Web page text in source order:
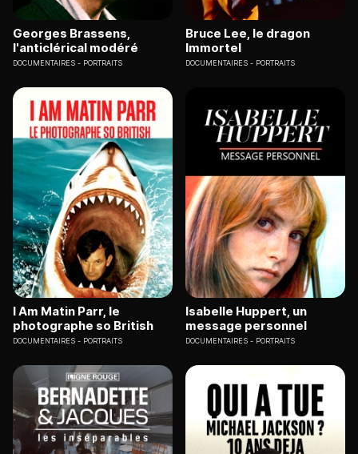
Georges Brassens,
l'anticlérical modéré
DOCUMENTAIRES PORTRAITS
Bruce Lee, le dragon
Immortel
DOCUMENTAIRES PORTRAITS
I Am Matin Parr, le
photographe so British
DOCUMENTAIRES PORTRAITS
Isabelle Huppert, un
message personnel
DOCUMENTAIRES PORTRAITS